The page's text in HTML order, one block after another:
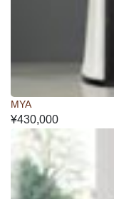
MYA
¥430,000